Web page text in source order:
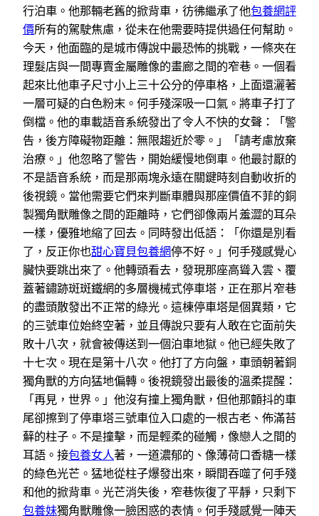
行泊車。他那輛老舊的掀背車，彷彿繼承了他包養網評
價所有的駕駛焦慮，從未在他需要時提供過任何幫助。
今天，他面臨的是城市傳說中最恐怖的挑戰，一條夾在
理髮店與一間專賣金屬雕像的畫廊之間的窄巷。一個看
起來比他車子尺寸小上三十公分的停車格，上面還灑著
一層可疑的白色粉末。何手殘深吸一口氣。將車子打了
倒檔。他的車載語音系統發出了令人不快的女聲：「警
告，後方障礙物距離：無限趨近於零。」「請考慮放棄
治療。」他忽略了警告，開始緩慢地倒車。他最討厭的
不是語音系統，而是那兩塊永遠在關鍵時刻自動收折的
後視鏡。當他需要它們來判斷車體與那座價值不菲的銅
製獨角獸雕像之間的距離時，它們卻像兩片羞澀的耳朵
一樣，優雅地縮了回去。同時發出低語：「你還是別看
了，反正你也甜心寶貝包養網停不好。」何手殘感覺心
臟快要跳出來了。他轉頭看去，發現那座高聳入雲、覆
蓋著鏽跡斑斑鐵網的多層機械式停車塔，正在那片窄巷
的盡頭散發出不正常的綠光。這棟停車塔是個異類，它
的三號車位始終空著，並且傳說只要有人敢在它面前失
敗十八次，就會被傳送到一個泊車地獄。他已經失敗了
十七次。現在是第十八次。他打了方向盤，車頭朝著銅
獨角獸的方向猛地偏轉。後視鏡發出最後的溫柔提醒：
「再見，世界。」他沒有撞上獨角獸，但他那顫抖的車
尾卻擦到了停車塔三號車位入口處的一根古老、佈滿苔
蘚的柱子。不是撞擊，而是輕柔的碰觸，像戀人之間的
耳語。接包養女人著，一道濃郁的、像薄荷口香糖一樣
的綠色光芒。猛地從柱子爆發出來，瞬間吞噬了何手殘
和他的掀背車。光芒消失後，窄巷恢復了平靜，只剩下
包養妹獨角獸雕像一臉困惑的表情。何手殘感覺一陣天